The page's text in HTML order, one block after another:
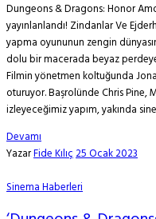
Dungeons & Dragons: Honor
yayınlanlandı! Zindanlar Ve
yapma oyununun zengin
dolu bir macerada beyaz
Filmin yönetmen koltuğunda
oturuyor. Başrolünde Chris Pine,
izleyeceğimiz yapım, yakında
Devamı
YazarFide Kılıç25 Ocak 2023
Sinema Haberleri